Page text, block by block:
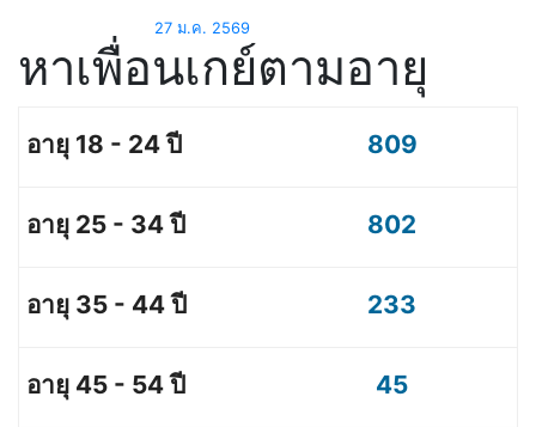
27 ม.ค. 2569
หาเพื่อนเกย์ตามอายุ
809
802
233
45